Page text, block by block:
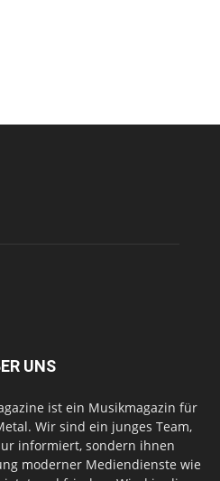
UNS
ist ein Musikmagazin für
Wir sind ein junges Team,
informiert, sondern ihnen
moderner Mediendienste wie